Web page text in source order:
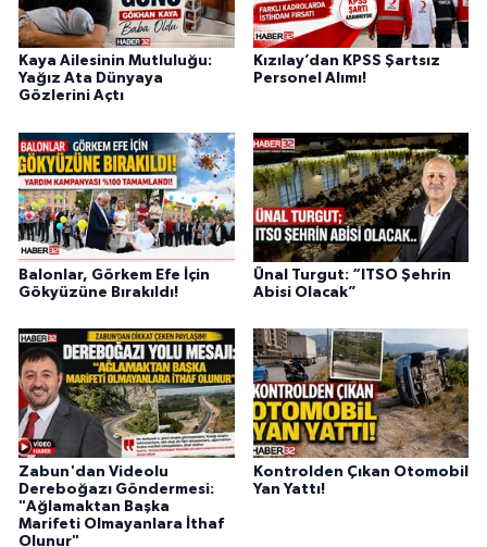
Kaya Ailesinin Mutluluğu:
Yağız Ata Dünyaya
Gözlerini Açtı
Kızılay’dan KPSS Şartsız
Personel Alımı!
Balonlar, Görkem Efe İçin
Gökyüzüne Bırakıldı!
Ünal Turgut: “ITSO Şehrin
Abisi Olacak”
Zabun'dan Videolu
Dereboğazı Göndermesi:
"Ağlamaktan Başka
Marifeti Olmayanlara İthaf
Olunur"
Kontrolden Çıkan Otomobil
Yan Yattı!